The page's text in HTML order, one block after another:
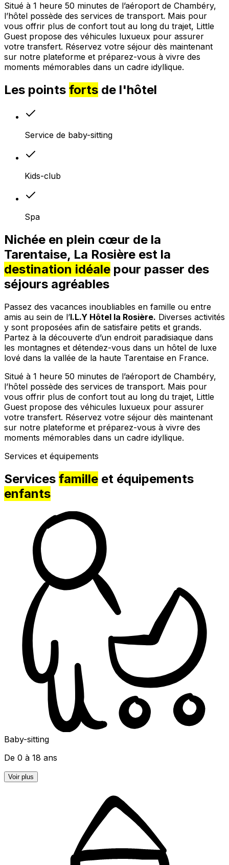
Situé à 1 heure 50 minutes de l’aéroport de Chambéry,
l’hôtel possède des services de transport. Mais pour
vous offrir plus de confort tout au long du trajet, Little
Guest propose des véhicules luxueux pour assurer
votre transfert. Réservez votre séjour dès maintenant
sur notre plateforme et préparez-vous à vivre des
moments mémorables dans un cadre idyllique.
Les points forts de l'hôtel
Service de baby-sitting
Kids-club
Spa
Nichée en plein cœur de la
Tarentaise, La Rosière est la
destination idéale pour passer des
séjours agréables
Passez des vacances inoubliables en famille ou entre
amis au sein de l’I.L.Y Hôtel la Rosière. Diverses activités
y sont proposées afin de satisfaire petits et grands.
Partez à la découverte d’un endroit paradisiaque dans
les montagnes et détendez-vous dans un hôtel de luxe
lové dans la vallée de la haute Tarentaise en France.
Situé à 1 heure 50 minutes de l’aéroport de Chambéry,
l’hôtel possède des services de transport. Mais pour
vous offrir plus de confort tout au long du trajet, Little
Guest propose des véhicules luxueux pour assurer
votre transfert. Réservez votre séjour dès maintenant
sur notre plateforme et préparez-vous à vivre des
moments mémorables dans un cadre idyllique.
Services et équipements
Services famille et équipements
enfants
Baby-sitting
De 0 à 18 ans
Voir plus